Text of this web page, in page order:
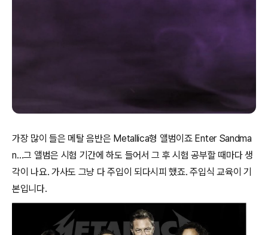
가장 많이 들은 메탈 음반은 Metallica형 앨범이죠 Enter Sandma
n…그 앨범은 시험 기간에 하도 들어서 그 후 시험 공부할 때마다 생
각이 나요. 가사도 그냥 다 주입이 되다시피 했죠. 주입식 교육이 기
본입니다.